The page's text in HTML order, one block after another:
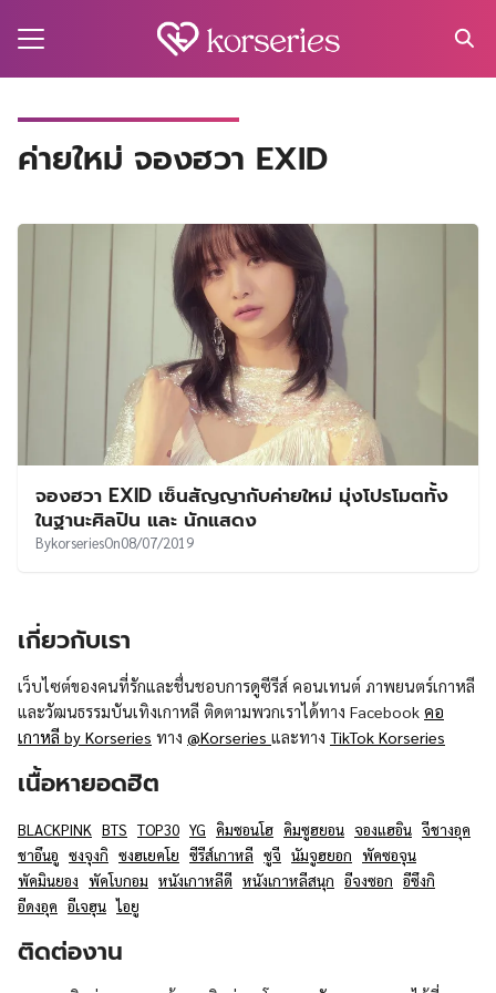
ค่ายใหม่ จองฮวา EXID
จองฮวา EXID เซ็นสัญญากับค่ายใหม่ มุ่งโปรโมตทั้ง
ในฐานะศิลปิน และ นักแสดง
BykorseriesOn08/07/2019
เกี่ยวกับเรา
เว็บไซต์ของคนที่รักและชื่นชอบการดูซีรีส์ คอนเทนต์ ภาพยนตร์เกาหลี
และวัฒนธรรมบันเทิงเกาหลี ติดตามพวกเราได้ทาง Facebook คอ
เกาหลี by Korseries ทาง @Korseries และทาง TikTok Korseries
เนื้อหายอดฮิต
BLACKPINK BTS TOP30 YG คิมซอนโฮ คิมซูฮยอน จองแฮอิน จีชางอุค
ชาอึนอู ซงจุงกิ ซงฮเยคโย ซีรีส์เกาหลี ซูจี นัมจูฮยอก พัคซอจุน
พัคมินยอง พัคโบกอม หนังเกาหลีดี หนังเกาหลีสนุก อีจงซอก อีซึงกิ
อีดงอุค อีเจฮุน ไอยู
ติดต่องาน